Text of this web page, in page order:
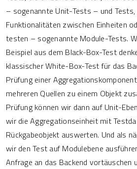
– sogenannte Unit-Tests – und Tests,
Funktionalitäten zwischen Einheiten
testen – sogenannte Module-Tests.
Beispiel aus dem Black-Box-Test
klassischer White-Box-Test für das
Prüfung einer
mehreren Quellen zu einem Objekt
Prüfung können wir dann auf Unit-
wir die Aggregationseinheit mit
Rückgabeobjekt auswerten. Und als
wir den Test auf Modulebene
Anfrage an das Backend vortäuschen